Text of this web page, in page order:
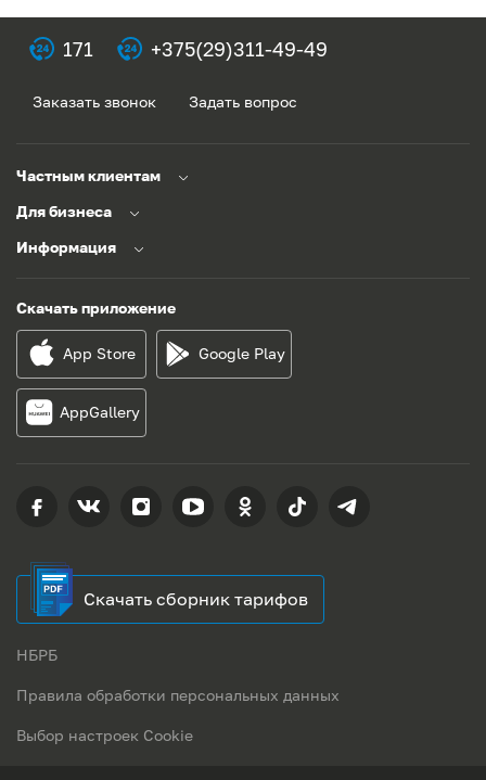
171 +375(29)311-49-49
Заказать звонок Задать вопрос
Частным клиентам
Для бизнеса
Информация
Скачать приложение
App Store Google Play
AppGallery
Скачать сборник тарифов
НБРБ
Правила обработки персональных данных
Выбор настроек Cookie